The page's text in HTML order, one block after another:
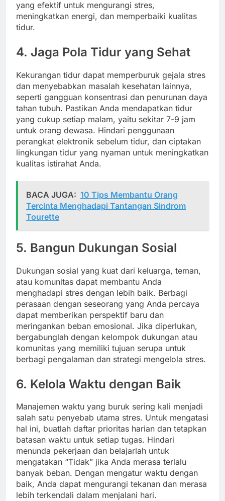
yang efektif untuk mengurangi stres,
meningkatkan energi, dan memperbaiki kualitas
tidur.
4. Jaga Pola Tidur yang Sehat
Kekurangan tidur dapat memperburuk gejala stres
dan menyebabkan masalah kesehatan lainnya,
seperti gangguan konsentrasi dan penurunan daya
tahan tubuh. Pastikan Anda mendapatkan tidur
yang cukup setiap malam, yaitu sekitar 7-9 jam
untuk orang dewasa. Hindari penggunaan
perangkat elektronik sebelum tidur, dan ciptakan
lingkungan tidur yang nyaman untuk meningkatkan
kualitas istirahat Anda.
BACA JUGA: 10 Tips Membantu Orang
Tercinta Menghadapi Tantangan Sindrom
Tourette
5. Bangun Dukungan Sosial
Dukungan sosial yang kuat dari keluarga, teman,
atau komunitas dapat membantu Anda
menghadapi stres dengan lebih baik. Berbagi
perasaan dengan seseorang yang Anda percaya
dapat memberikan perspektif baru dan
meringankan beban emosional. Jika diperlukan,
bergabunglah dengan kelompok dukungan atau
komunitas yang memiliki tujuan serupa untuk
berbagi pengalaman dan strategi mengelola stres.
6. Kelola Waktu dengan Baik
Manajemen waktu yang buruk sering kali menjadi
salah satu penyebab utama stres. Untuk mengatasi
hal ini, buatlah daftar prioritas harian dan tetapkan
batasan waktu untuk setiap tugas. Hindari
menunda pekerjaan dan belajarlah untuk
mengatakan “Tidak” jika Anda merasa terlalu
banyak beban. Dengan mengatur waktu dengan
baik, Anda dapat mengurangi tekanan dan merasa
lebih terkendali dalam menjalani hari.